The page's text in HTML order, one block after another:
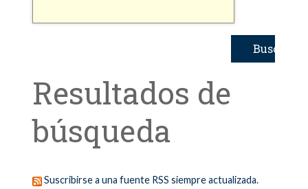
Resultados de
búsqueda
Suscribirse a una fuente RSS siempre actualizada.